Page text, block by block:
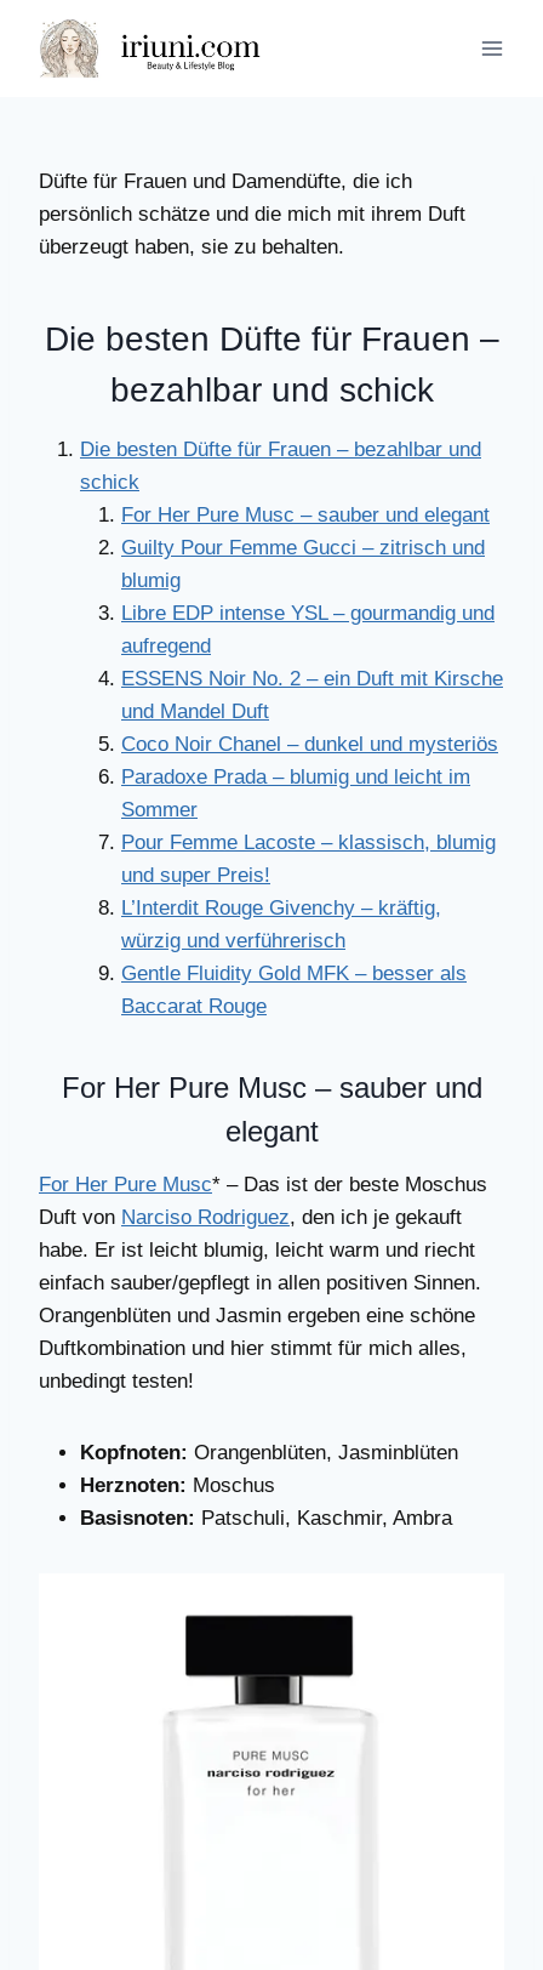
Inhalt
springen
Düfte für Frauen und Damendüfte, die ich
persönlich schätze und die mich mit ihrem Duft
überzeugt haben, sie zu behalten.
Die besten Düfte für Frauen –
bezahlbar und schick
Die besten Düfte für Frauen – bezahlbar und
schick
For Her Pure Musc – sauber und elegant
Guilty Pour Femme Gucci – zitrisch und
blumig
Libre EDP intense YSL – gourmandig und
aufregend
ESSENS Noir No. 2 – ein Duft mit Kirsche
und Mandel Duft
Coco Noir Chanel – dunkel und mysteriös
Paradoxe Prada – blumig und leicht im
Sommer
Pour Femme Lacoste – klassisch, blumig
und super Preis!
L’Interdit Rouge Givenchy – kräftig,
würzig und verführerisch
Gentle Fluidity Gold MFK – besser als
Baccarat Rouge
For Her Pure Musc – sauber und
elegant
For Her Pure Musc* – Das ist der beste Moschus
Duft von Narciso Rodriguez, den ich je gekauft
habe. Er ist leicht blumig, leicht warm und riecht
einfach sauber/gepflegt in allen positiven Sinnen.
Orangenblüten und Jasmin ergeben eine schöne
Duftkombination und hier stimmt für mich alles,
unbedingt testen!
Kopfnoten: Orangenblüten, Jasminblüten
Herznoten: Moschus
Basisnoten: Patschuli, Kaschmir, Ambra